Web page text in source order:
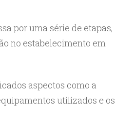
por uma série de etapas,
no estabelecimento em
aspectos como a
utilizados e os